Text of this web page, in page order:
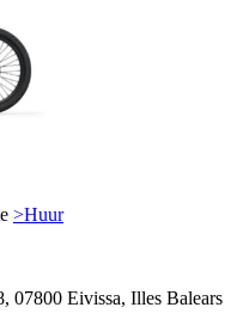
>Huur
07800 Eivissa, Illes Balears